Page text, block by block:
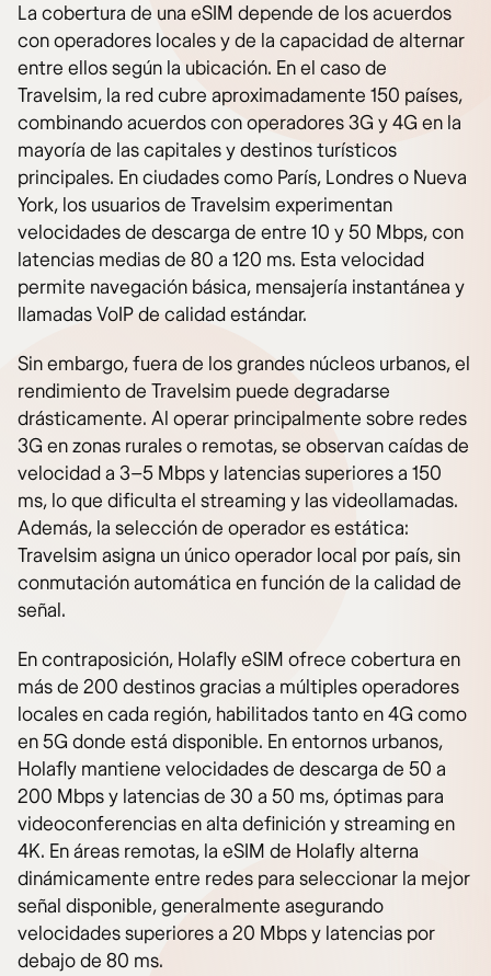
La cobertura de una eSIM depende de los acuerdos
con operadores locales y de la capacidad de alternar
entre ellos según la ubicación. En el caso de
Travelsim, la red cubre aproximadamente 150 países,
combinando acuerdos con operadores 3G y 4G en la
mayoría de las capitales y destinos turísticos
principales. En ciudades como París, Londres o Nueva
York, los usuarios de Travelsim experimentan
velocidades de descarga de entre 10 y 50 Mbps, con
latencias medias de 80 a 120 ms. Esta velocidad
permite navegación básica, mensajería instantánea y
llamadas VoIP de calidad estándar.
Sin embargo, fuera de los grandes núcleos urbanos, el
rendimiento de Travelsim puede degradarse
drásticamente. Al operar principalmente sobre redes
3G en zonas rurales o remotas, se observan caídas de
velocidad a 3–5 Mbps y latencias superiores a 150
ms, lo que dificulta el streaming y las videollamadas.
Además, la selección de operador es estática:
Travelsim asigna un único operador local por país, sin
conmutación automática en función de la calidad de
señal.
En contraposición, Holafly eSIM ofrece cobertura en
más de 200 destinos gracias a múltiples operadores
locales en cada región, habilitados tanto en 4G como
en 5G donde está disponible. En entornos urbanos,
Holafly mantiene velocidades de descarga de 50 a
200 Mbps y latencias de 30 a 50 ms, óptimas para
videoconferencias en alta definición y streaming en
4K. En áreas remotas, la eSIM de Holafly alterna
dinámicamente entre redes para seleccionar la mejor
señal disponible, generalmente asegurando
velocidades superiores a 20 Mbps y latencias por
debajo de 80 ms.